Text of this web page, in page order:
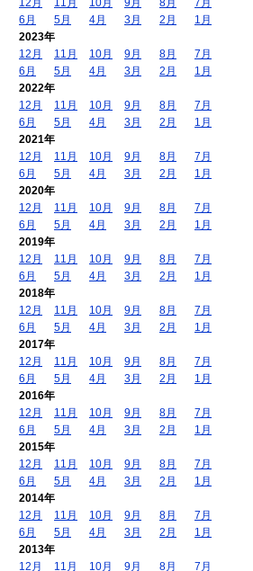
6月
5月 4月 3月 2月
1月
2023年
12月
11月 10月 9月 8月
7月
6月
5月 4月 3月 2月
1月
2022年
12月
11月 10月 9月 8月
7月
6月
5月 4月 3月 2月
1月
2021年
12月
11月 10月 9月 8月
7月
6月
5月 4月 3月 2月
1月
2020年
12月
11月 10月 9月 8月
7月
6月
5月 4月 3月 2月
1月
2019年
12月
11月 10月 9月 8月
7月
6月
5月 4月 3月 2月
1月
2018年
12月
11月 10月 9月 8月
7月
6月
5月 4月 3月 2月
1月
2017年
12月
11月 10月 9月 8月
7月
6月
5月 4月 3月 2月
1月
2016年
12月
11月 10月 9月 8月
7月
6月
5月 4月 3月 2月
1月
2015年
12月
11月 10月 9月 8月
7月
6月
5月 4月 3月 2月
1月
2014年
12月
11月 10月 9月 8月
7月
6月
5月 4月 3月 2月
1月
2013年
12月
11月 10月 9月 8月 7月